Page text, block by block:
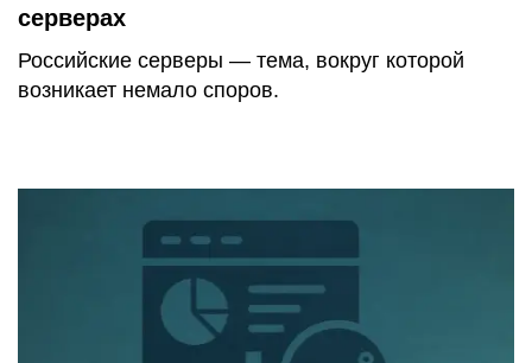
серверах
Российские серверы — тема, вокруг которой
возникает немало споров.